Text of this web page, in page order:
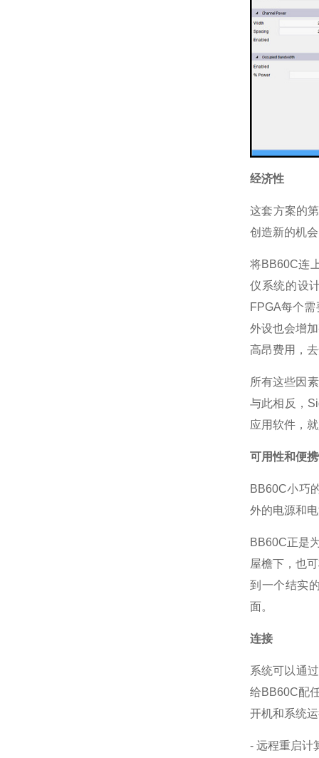
经济性
这套方案的
创造新的机
将BB60C连
仪系统的设
FPGA每个
外设也会增
高昂费用，
所有这些因
与此相反，
应用软件，
可用性和便
BB60C小巧
外的电源和
BB60C正是
屋檐下，也
到一个结实
面。
连接
系统可以通
给BB60C配
开机和系统
- 远程重启计